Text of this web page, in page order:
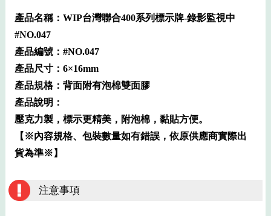
產品名稱：WIP台灣聯合400系列標示牌-錄影監視中
#NO.047
產品編號：#NO.047
產品尺寸：6×16mm
產品規格：背面附有泡棉雙面膠
產品說明：
壓克力製，標示更精美，附泡棉，黏貼方便。
【※內容規格、包裝數量如有錯誤，依原供應商實際出
貨為準※】
注意事項